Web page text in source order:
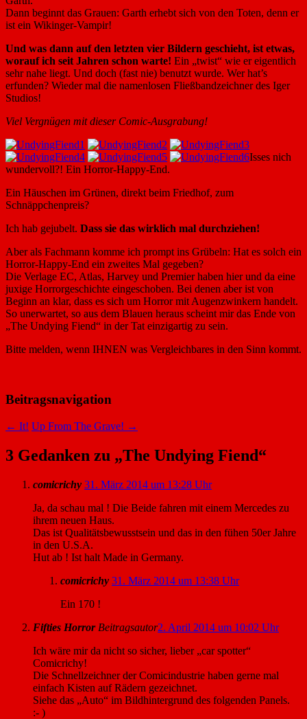
Dann beginnt das Grauen: Garth erhebt sich von den Toten, denn er
ist ein Wikinger-Vampir!
Und was dann auf den letzten vier Bildern geschieht, ist etwas,
worauf ich seit Jahren schon warte! Ein „twist“ wie er eigentlich
sehr nahe liegt. Und doch (fast nie) benutzt wurde. Wer hat’s
erfunden? Wieder mal die namenlosen Fließbandzeichner des Iger
Studios!
Viel Vergnügen mit dieser Comic-Ausgrabung!
Isses nich
wundervoll?! Ein Horror-Happy-End.
Ein Häuschen im Grünen, direkt beim Friedhof, zum
Schnäppchenpreis?
Ich hab gejubelt. Dass sie das wirklich mal durchziehen!
Aber als Fachmann komme ich prompt ins Grübeln: Hat es solch ein
Horror-Happy-End ein zweites Mal gegeben?
Die Verlage EC, Atlas, Harvey und Premier haben hier und da eine
juxige Horrorgeschichte eingeschoben. Bei denen aber ist von
Beginn an klar, dass es sich um Horror mit Augenzwinkern handelt.
So unerwartet, so aus dem Blauen heraus scheint mir das Ende von
„The Undying Fiend“ in der Tat einzigartig zu sein.
Bitte melden, wenn IHNEN was Vergleichbares in den Sinn kommt.
Beitragsnavigation
← It! Up From The Grave! →
3 Gedanken zu „The Undying Fiend“
comicrichy 31. März 2014 um 13:28 Uhr
Ja, da schau mal ! Die Beide fahren mit einem Mercedes zu
ihrem neuen Haus.
Das ist Qualitätsbewusstsein und das in den fühen 50er Jahre
in den U.S.A.
Hut ab ! Ist halt Made in Germany.
comicrichy 31. März 2014 um 13:38 Uhr
Ein 170 !
Fifties Horror Beitragsautor2. April 2014 um 10:02 Uhr
Ich wäre mir da nicht so sicher, lieber „car spotter“
Comicrichy!
Die Schnellzeichner der Comicindustrie haben gerne mal
einfach Kisten auf Rädern gezeichnet.
Siehe das „Auto“ im Bildhintergrund des folgenden Panels.
:- )